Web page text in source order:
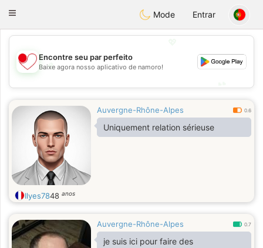
日本Chat
Toggle
Mode Entrar
💖
💕
Encontre seu par perfeito
Baixe agora nosso aplicativo de namoro!
Auvergne-Rhône-Alpes 0.6
Uniquement relation sérieuse
Ilyes7848 anos
Auvergne-Rhône-Alpes 0.7
je suis ici pour faire des